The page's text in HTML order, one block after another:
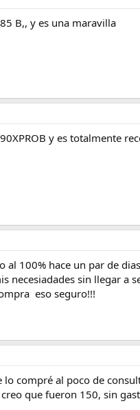
B,, y es una maravilla
y es totalmente
al 100% hace un par de
necesiadades sin llegar a
eso seguro!!!
lo compré al poco de
que fueron 150, sin